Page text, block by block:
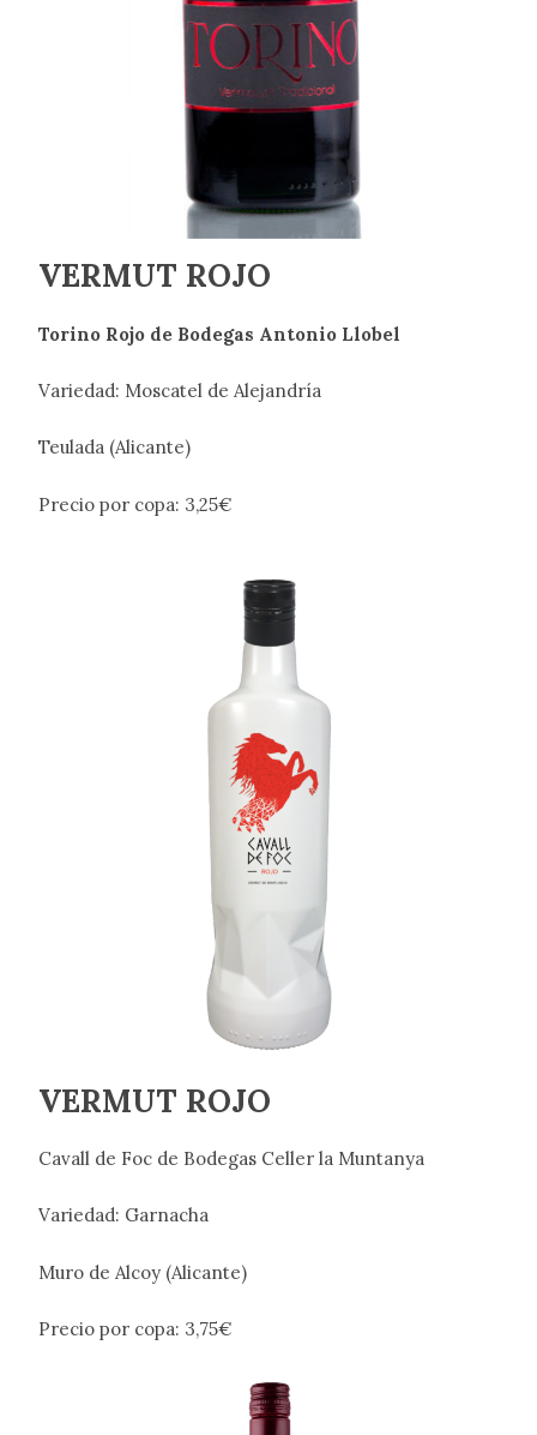
VERMUT ROJO
Torino Rojo de Bodegas Antonio Llobel
Variedad: Moscatel de Alejandría
Teulada (Alicante)
Precio por copa: 3,25€
VERMUT ROJO
Cavall de Foc de Bodegas Celler la Muntanya
Variedad: Garnacha
Muro de Alcoy (Alicante)
Precio por copa: 3,75€